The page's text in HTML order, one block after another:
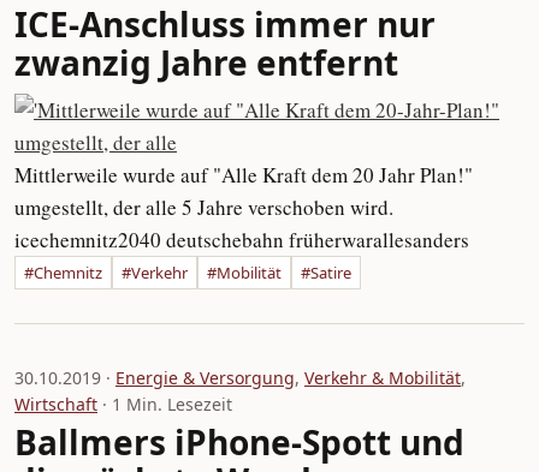
ICE-Anschluss immer nur
zwanzig Jahre entfernt
Mittlerweile wurde auf "Alle Kraft dem 20 Jahr Plan!"
umgestellt, der alle 5 Jahre verschoben wird.
icechemnitz2040 deutschebahn früherwarallesanders
#Chemnitz #Verkehr #Mobilität #Satire
30.10.2019 · Energie & Versorgung, Verkehr & Mobilität,
Wirtschaft · 1 Min. Lesezeit
Ballmers iPhone-Spott und